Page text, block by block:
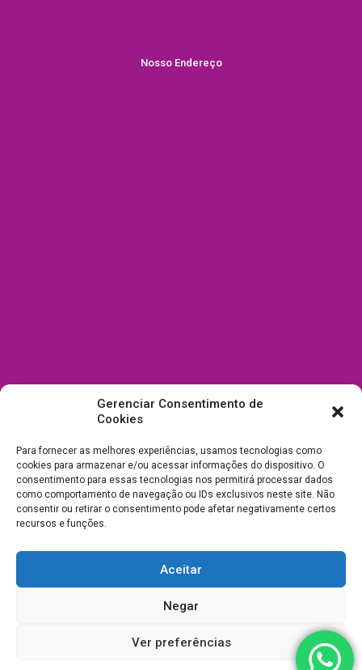
Gerenciar Consentimento de
Cookies
Para fornecer as melhores experiências, usamos tecnologias como
cookies para armazenar e/ou acessar informações do dispositivo. O
consentimento para essas tecnologias nos permitirá processar dados
como comportamento de navegação ou IDs exclusivos neste site. Não
consentir ou retirar o consentimento pode afetar negativamente certos
recursos e funções.
Aceitar
Negar
Ver preferências
Nosso Endereço
Todos Direitos Reservados a Drica Enfeites Pet Shop - CNPJ:
03.238.240/0001-39 -Desenvolvimento e Suporte